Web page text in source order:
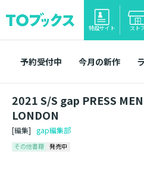
特設サイト スト
予約受付中 今月の新作
2021 S/S gap PRESS
LONDON
[編集] gap編集部
その他書籍 発売中